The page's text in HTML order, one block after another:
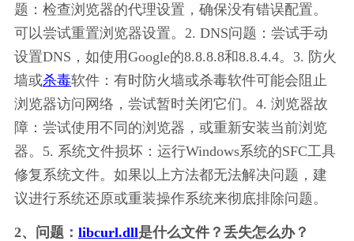
题：检查浏览器的代理设置，确保没有错误配置。
可以尝试重置浏览器设置。2. DNS问题：尝试手动
设置DNS，如使用Google的8.8.8.8和8.8.4.4。3. 防火
墙或杀毒软件：有时防火墙或杀毒软件可能会阻止
浏览器访问网络，尝试暂时关闭它们。4. 浏览器故
障：尝试使用不同的浏览器，或重新安装当前浏览
器。5. 系统文件损坏：运行Windows系统的SFC工具
修复系统文件。如果以上方法都无法解决问题，建
议进行系统还原或重装操作系统来彻底排除问题。
2、问题： libcurl.dll是什么文件？丢失怎么办？